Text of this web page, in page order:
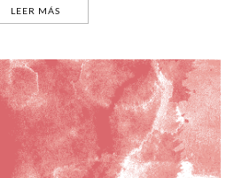
LEER MÁS